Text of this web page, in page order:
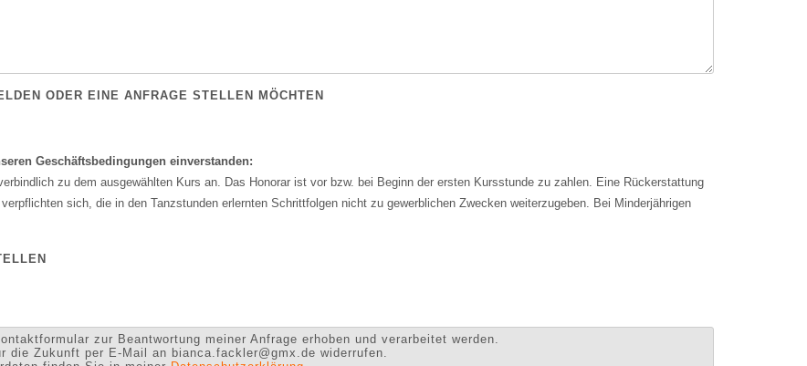
ODER EINE ANFRAGE STELLEN MÖCHTEN
Geschäftsbedingungen einverstanden:
zu dem ausgewählten Kurs an. Das Honorar ist vor bzw. bei Beginn der ersten Kursstunde zu zahlen. Eine Rückerstattung
sich, die in den Tanzstunden erlernten Schrittfolgen nicht zu gewerblichen Zwecken weiterzugeben. Bei Minderjährigen
zur Beantwortung meiner Anfrage erhoben und verarbeitet werden.
Zukunft per E-Mail an bianca.fackler@gmx.de widerrufen.